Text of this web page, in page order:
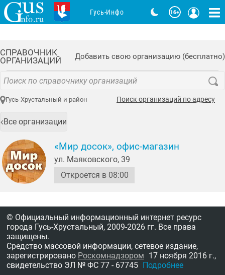
СПРАВОЧНИК
ОРГАНИЗАЦИЙ
Добавить свою организацию (бесплатно)
Гусь-Хрустальный и район Поиск организаций по адресу
Все организации
«Мир досок», офис-магазин
ул. Маяковского, 39
Откроется в 08:00
Гусь-Инфо
© Официальный информационный интернет ресурс
города Гусь-Хрустальный, 2009-2026 гг. Все права
защищены.
Средство массовой информации, сетевое издание,
зарегистрировано Роскомнадзором 17 ноября 2016 г.,
свидетельство ЭЛ № ФС 77 - 67745 Подробнее